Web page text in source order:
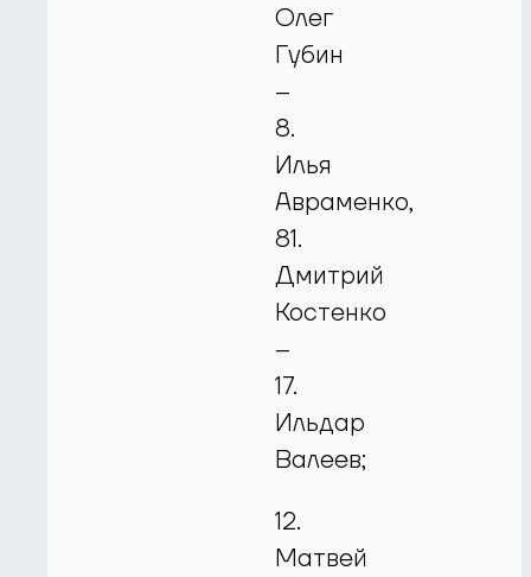
Олег
Губин
–
8.
Илья
Авраменко,
81.
Дмитрий
Костенко
–
17.
Ильдар
Валеев;
12.
Матвей